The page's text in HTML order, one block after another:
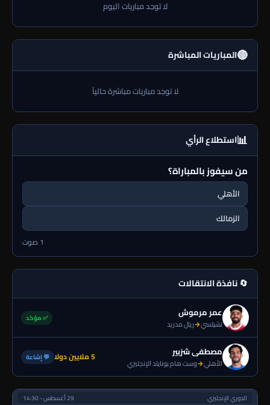
لا توجد مباريات اليوم
🔴المباريات المباشرة
لا توجد مباريات مباشرة حالياً
📊استطلاع الرأي
من سيفوز بالمباراة؟
الأهلي
الزمالك
1 صوت
🔄 نافذة الانتقالات
عمر مرموش
تشيلسي→ريال مدريد
✅ مؤكد
مصطفى شزبير
الأهلي→وست هام يونايتد الإنجليزي 5 ملايين دولا 💬 إشاعة
الدوري الإنجليزي 29 أغسطس - 14:30